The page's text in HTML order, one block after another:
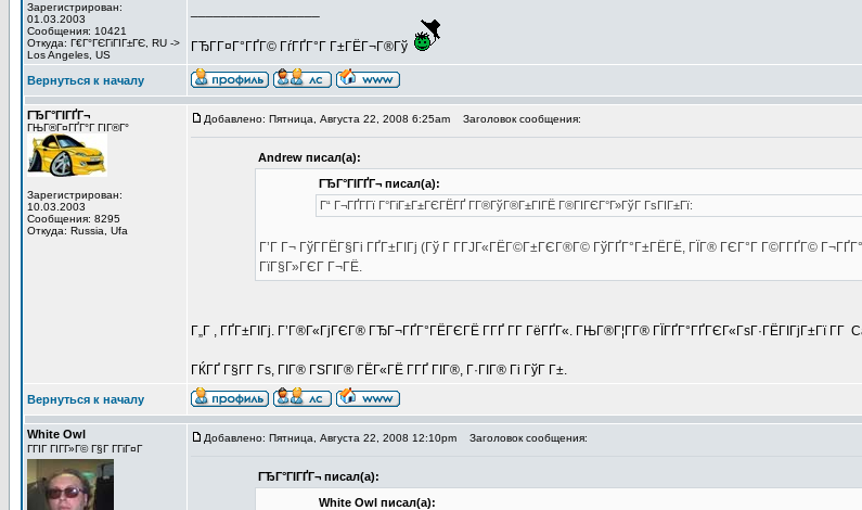
Зарегистрирован:
01.03.2003
Сообщения: 10421
Откуда: Г€Г°ГЄГіГІГ±ГЄ, RU ->
Los Angeles, US
ГЂГ­Г¤Г°ГҐГ© ГѓГҐГ°Г Г±ГЁГ¬Г®Гў
Вернуться к началу
ГЂГ°ГІГҐГ¬
ГЊГ®Г¤ГҐГ°Г ГІГ®Г°
Зарегистрирован:
10.03.2003
Сообщения: 8295
Откуда: Russia, Ufa
Добавлено: Пятница, Августа 22, 2008 6:25am Заголовок сообщения:
Andrew писал(а):
ГЂГ°ГІГҐГ¬ писал(а):
Г“ Г¬ГҐГ­Гї Г°ГіГ±Г±ГЄГЁГҐ Г­Г®ГўГ®Г±ГІГЁ Г®ГІГЄГ°Г»ГўГ ГѕГІГ±Гї:
Г’Г Г¬ ГўГ­ГЁГ§Гі ГҐГ±ГІГј (Гў Г Г­ГЈГ«ГЁГ©Г±ГЄГ®Г© ГўГҐГ°Г±ГЁГЁ, ГЇГ® ГЄГ°Г Г©Г­ГҐГ©
ГїГ§Г»ГЄГ Г¬ГЁ.
Г„Г , ГҐГ±ГІГј. Г’Г®Г«ГјГЄГ® ГЂГ¬ГҐГ°ГЁГЄГЁ Г­ГҐ Г­Г ГёГҐГ«. ГЊГ®Г¦Г­Г® ГЇГҐГ°ГҐГЄГ«ГѕГ·ГЁГІГјГ±Гї Г­Г
ГЌГҐ Г§Г­Г Гѕ, ГІГ® ГЅГІГ® ГЁГ«ГЁ Г­ГҐ ГІГ®, Г·ГІГ® Гі ГўГ Г±.
Вернуться к началу
White Owl
ГГІГ ГІГ­Г»Г© Г§Г Г­ГіГ¤Г
Добавлено: Пятница, Августа 22, 2008 12:10pm Заголовок сообщения:
ГЂГ°ГІГҐГ¬ писал(а):
White Owl писал(а):